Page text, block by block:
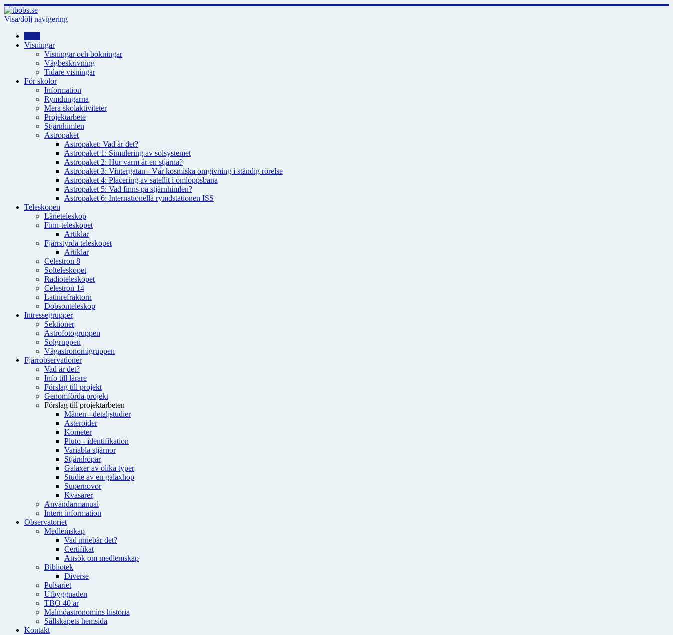
Visa/dölj navigering
Visningar
Visningar och bokningar
Vägbeskrivning
Tidare visningar
För skolor
Information
Rymdungarna
Mera skolaktiviteter
Projektarbete
Stjärnhimlen
Astropaket
Astropaket: Vad är det?
Astropaket 1: Simulering av solsystemet
Astropaket 2: Hur varm är en stjärna?
Astropaket 3: Vintergatan - Vår kosmiska omgivning i ständig rörelse
Astropaket 4: Placering av satellit i omloppsbana
Astropaket 5: Vad finns på stjärnhimlen?
Astropaket 6: Internationella rymdstationen ISS
Teleskopen
Låneteleskop
Finn-teleskopet
Artiklar
Fjärrstyrda teleskopet
Artiklar
Celestron 8
Solteleskopet
Radioteleskopet
Celestron 14
Latinrefraktorn
Dobsonteleskop
Intressegrupper
Sektioner
Astrofotogruppen
Solgruppen
Vägastronomigruppen
Fjärrobservationer
Vad är det?
Info till lärare
Förslag till projekt
Genomförda projekt
Förslag till projektarbeten
Månen - detaljstudier
Asteroider
Kometer
Pluto - identifikation
Variabla stjärnor
Stjärnhopar
Galaxer av olika typer
Studie av en galaxhop
Supernovor
Kvasarer
Användarmanual
Intern information
Observatoriet
Medlemskap
Vad innebär det?
Certifikat
Ansök om medlemskap
Bibliotek
Diverse
Pulsariet
Utbyggnaden
TBO 40 år
Malmöastronomins historia
Sällskapets hemsida
Kontakt